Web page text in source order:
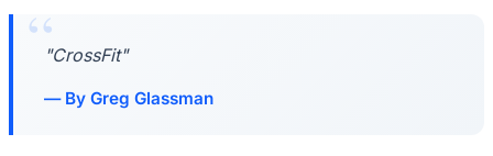
"CrossFit"
By Greg Glassman